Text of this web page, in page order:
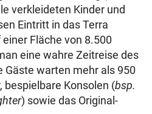
verkleideten Kinder und
Eintritt in das Terra
Fläche von 8.500
eine wahre Zeitreise des
Gäste warten mehr als 950
bespielbare Konsolen (bsp.
) sowie das Original-